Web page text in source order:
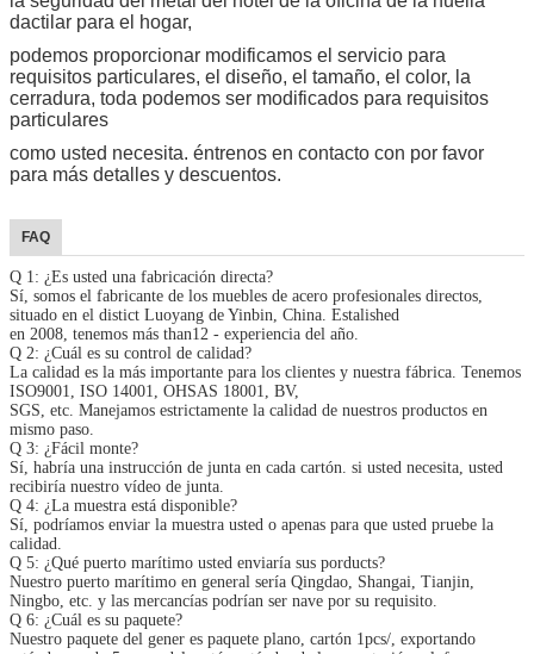
dactilar para el hogar,
podemos proporcionar modificamos el servicio para
requisitos particulares, el diseño, el tamaño, el color, la
cerradura, toda podemos ser modificados para requisitos
particulares
como usted necesita. éntrenos en contacto con por favor
para más detalles y descuentos.
FAQ
Q 1: ¿Es usted una fabricación directa?
Sí, somos el fabricante de los muebles de acero profesionales directos,
situado en el distict Luoyang de Yinbin, China. Estalished
en 2008, tenemos más than12 - experiencia del año.
Q 2: ¿Cuál es su control de calidad?
La calidad es la más importante para los clientes y nuestra fábrica. Tenemos
ISO9001, ISO 14001, OHSAS 18001, BV,
SGS, etc. Manejamos estrictamente la calidad de nuestros productos en
mismo paso.
Q 3: ¿Fácil monte?
Sí, habría una instrucción de junta en cada cartón. si usted necesita, usted
recibiría nuestro vídeo de junta.
Q 4: ¿La muestra está disponible?
Sí, podríamos enviar la muestra usted o apenas para que usted pruebe la
calidad.
Q 5: ¿Qué puerto marítimo usted enviaría sus porducts?
Nuestro puerto marítimo en general sería Qingdao, Shangai, Tianjin,
Ningbo, etc. y las mercancías podrían ser nave por su requisito.
Q 6: ¿Cuál es su paquete?
Nuestro paquete del gener es paquete plano, cartón 1pcs/, exportando